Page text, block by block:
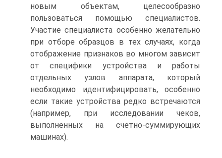
новым объектам, целесообразно
пользоваться помощью специалистов.
Участие специалиста особенно желательно
при отборе образцов в тех случаях, когда
отображение признаков во многом зависит
от специфики устройства и работы
отдельных узлов аппарата, который
необходимо идентифицировать, особенно
если такие устройства редко встречаются
(например, при исследовании чеков,
выполненных на счетно-суммирующих
машинах).